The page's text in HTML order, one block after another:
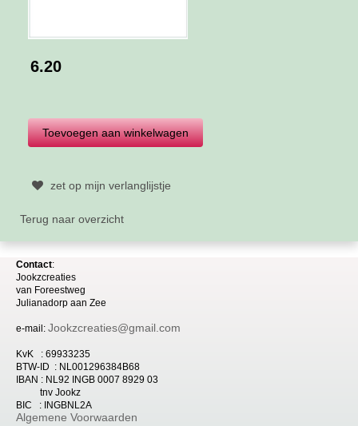
6.20
zet op mijn verlanglijstje
Terug naar overzicht
Contact:
Jookzcreaties
van Foreestweg
Julianadorp aan Zee
e-mail: Jookzcreaties@gmail.com
KvK : 69933235
BTW-ID : NL001296384B68
IBAN : NL92 INGB 0007 8929 03
tnv Jookz
BIC : INGBNL2A
Algemene Voorwaarden